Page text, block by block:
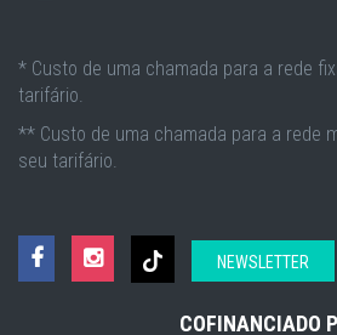
* Custo de uma chamada para a rede
tarifário.
** Custo de uma chamada para a rede
seu tarifário.
NEWSLETTER
COFINANCIADO